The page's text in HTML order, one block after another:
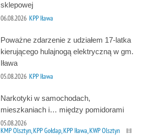
sklepowej
06.08.2026 KPP Iława
Poważne zdarzenie z udziałem 17-latka
kierującego hulajnogą elektryczną w gm.
Iława
05.08.2026 KPP Iława
Narkotyki w samochodach,
mieszkaniach i… między pomidorami
05.08.2026
KMP Olsztyn, KPP Gołdap, KPP Iława, KWP Olsztyn